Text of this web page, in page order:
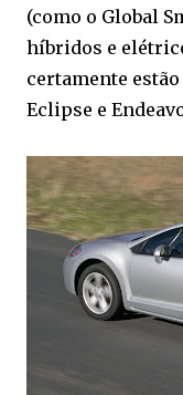
(como o Global
híbridos e
certamente
Eclipse e